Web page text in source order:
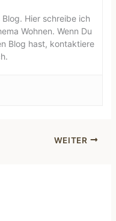
Hier schreibe ich
Wohnen. Wenn Du
Blog hast, kontaktiere
WEITER